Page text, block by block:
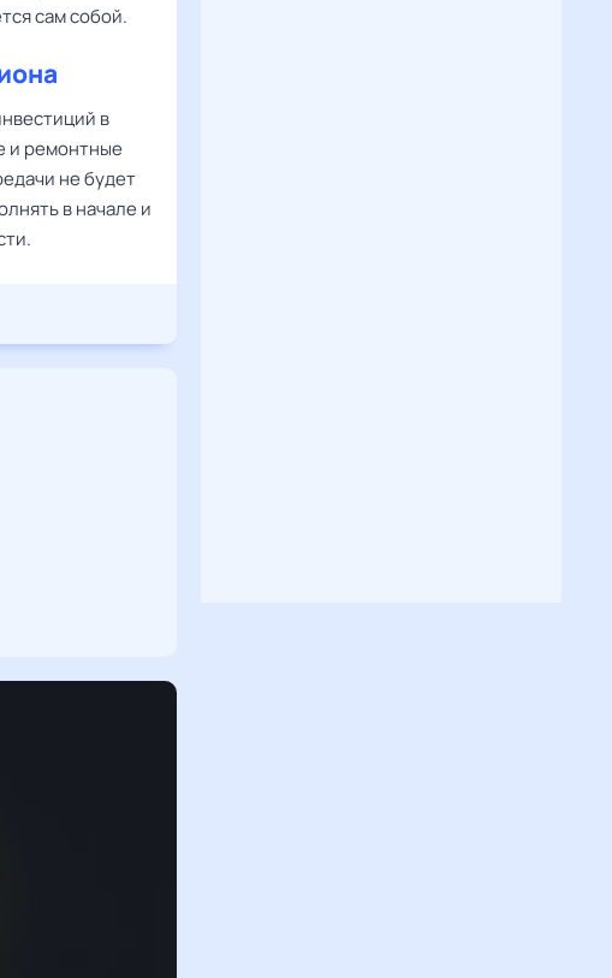
сам собой.
в
и ремонтные
не будет
в начале и